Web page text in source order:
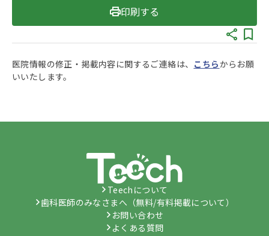
印刷する
医院情報の修正・掲載内容に関するご連絡は、 こちらからお願
いいたします。
Teechについて
歯科医師のみなさまへ（無料/有料掲載について）
お問い合わせ
よくある質問